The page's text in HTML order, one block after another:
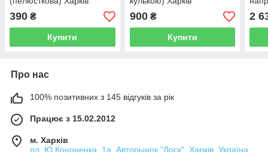
РАЗВ1315Л
390 ₴
Купити
РАЗВ125Ш
900₴
Купити
2
Про нас
100% позитивних з 145 відгуків за рік
Працює з 15.02.2012
м. Харків
пл. Ю.Кононенка, 1а, Авторынок "Лоск", Харків, Україна